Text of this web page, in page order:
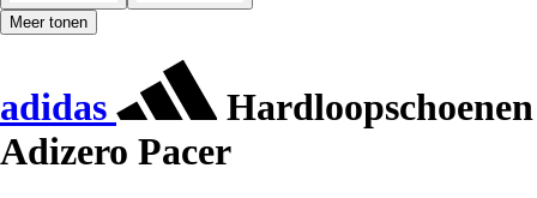
Meer tonen
adidas
Hardloopschoenen
Adizero Pacer